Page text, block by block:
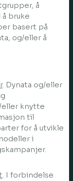
å
bruke
basert på
og/eller å
. Dynata og/eller
knytte
til
for å utvikle
i
. I forbindelse